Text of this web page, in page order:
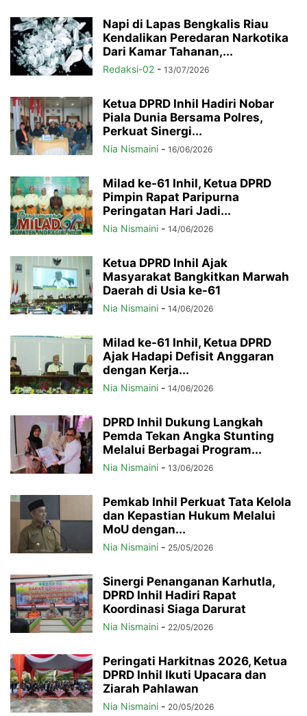
Napi di Lapas Bengkalis Riau
Kendalikan Peredaran Narkotika
Dari Kamar Tahanan,...
Redaksi-02 - 13/07/2026
Ketua DPRD Inhil Hadiri Nobar
Piala Dunia Bersama Polres,
Perkuat Sinergi...
Nia Nismaini - 16/06/2026
Milad ke-61 Inhil, Ketua DPRD
Pimpin Rapat Paripurna
Peringatan Hari Jadi...
Nia Nismaini - 14/06/2026
Ketua DPRD Inhil Ajak
Masyarakat Bangkitkan Marwah
Daerah di Usia ke-61
Nia Nismaini - 14/06/2026
Milad ke-61 Inhil, Ketua DPRD
Ajak Hadapi Defisit Anggaran
dengan Kerja...
Nia Nismaini - 14/06/2026
DPRD Inhil Dukung Langkah
Pemda Tekan Angka Stunting
Melalui Berbagai Program...
Nia Nismaini - 13/06/2026
Pemkab Inhil Perkuat Tata Kelola
dan Kepastian Hukum Melalui
MoU dengan...
Nia Nismaini - 25/05/2026
Sinergi Penanganan Karhutla,
DPRD Inhil Hadiri Rapat
Koordinasi Siaga Darurat
Nia Nismaini - 22/05/2026
Peringati Harkitnas 2026, Ketua
DPRD Inhil Ikuti Upacara dan
Ziarah Pahlawan
Nia Nismaini - 20/05/2026